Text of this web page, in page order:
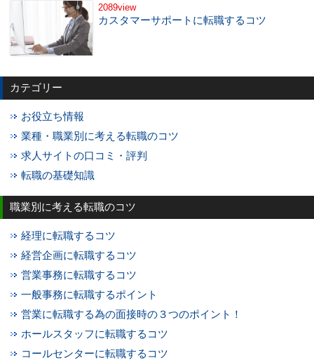
2089view
カスタマーサポートに転職するコツ
カテゴリー
お役立ち情報
業種・職業別に考える転職のコツ
求人サイトの口コミ・評判
転職の基礎知識
職業別に考える転職のコツ
経理に転職するコツ
経営企画に転職するコツ
営業事務に転職するコツ
一般事務に転職するポイント
営業に転職する為の面接時の３つのポイント！
ホールスタッフに転職するコツ
コールセンターに転職するコツ